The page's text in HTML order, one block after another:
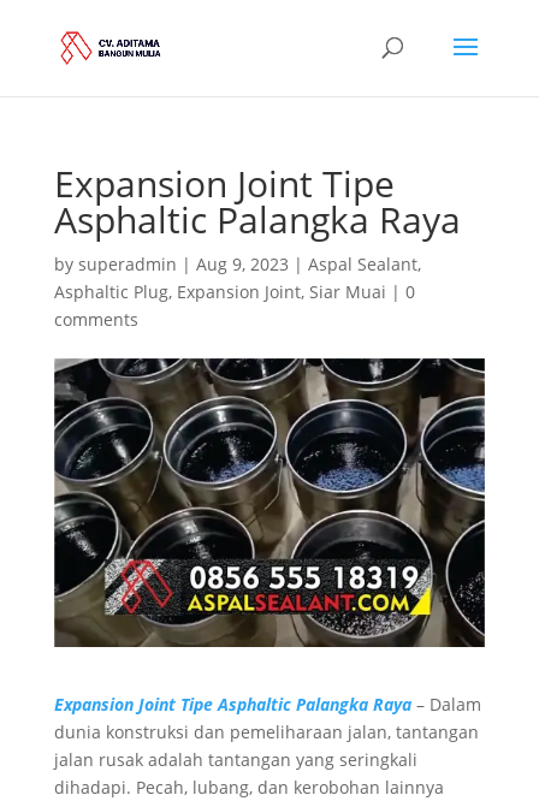
Expansion Joint Tipe
Asphaltic Palangka Raya
by superadmin | Aug 9, 2023 | Aspal Sealant,
Asphaltic Plug, Expansion Joint, Siar Muai | 0
comments
Expansion Joint Tipe Asphaltic Palangka Raya– Dalam
dunia konstruksi dan pemeliharaan jalan, tantangan
jalan rusak adalah tantangan yang seringkali
dihadapi. Pecah, lubang, dan kerobohan lainnya